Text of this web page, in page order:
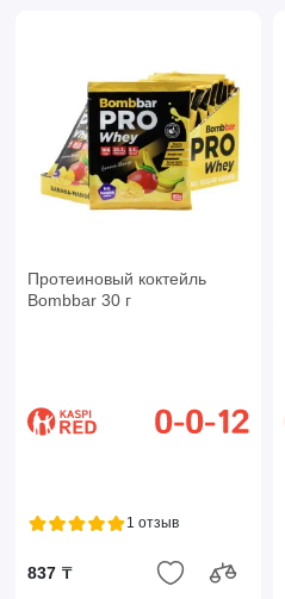
Протеиновый коктейль
Bombbar 30 г
1 отзыв
837 ₸